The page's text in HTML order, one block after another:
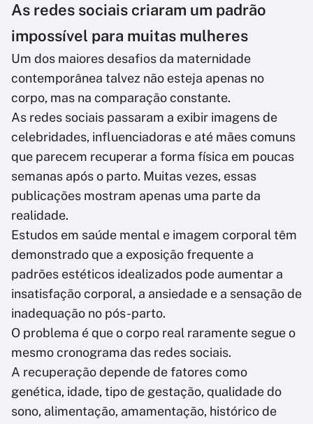
As redes sociais criaram um padrão
impossível para muitas mulheres
Um dos maiores desafios da maternidade
contemporânea talvez não esteja apenas no
corpo, mas na comparação constante.
As redes sociais passaram a exibir imagens de
celebridades, influenciadoras e até mães comuns
que parecem recuperar a forma física em poucas
semanas após o parto. Muitas vezes, essas
publicações mostram apenas uma parte da
realidade.
Estudos em saúde mental e imagem corporal têm
demonstrado que a exposição frequente a
padrões estéticos idealizados pode aumentar a
insatisfação corporal, a ansiedade e a sensação de
inadequação no pós-parto.
O problema é que o corpo real raramente segue o
mesmo cronograma das redes sociais.
A recuperação depende de fatores como
genética, idade, tipo de gestação, qualidade do
sono, alimentação, amamentação, histórico de